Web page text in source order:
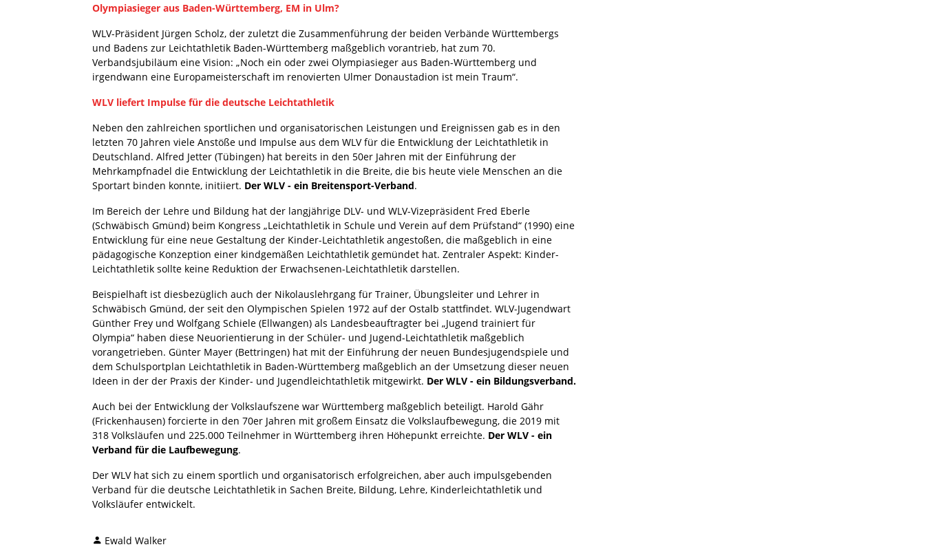
Olympiasieger aus Baden-Württemberg, EM in Ulm?
WLV-Präsident Jürgen Scholz, der zuletzt die Zusammenführung der beiden Verbände Württembergs
und Badens zur Leichtathletik Baden-Württemberg maßgeblich vorantrieb, hat zum 70.
Verbandsjubiläum eine Vision: „Noch ein oder zwei Olympiasieger aus Baden-Württemberg und
irgendwann eine Europameisterschaft im renovierten Ulmer Donaustadion ist mein Traum“.
WLV liefert Impulse für die deutsche Leichtathletik
Neben den zahlreichen sportlichen und organisatorischen Leistungen und Ereignissen gab es in den
letzten 70 Jahren viele Anstöße und Impulse aus dem WLV für die Entwicklung der Leichtathletik in
Deutschland. Alfred Jetter (Tübingen) hat bereits in den 50er Jahren mit der Einführung der
Mehrkampfnadel die Entwicklung der Leichtathletik in die Breite, die bis heute viele Menschen an die
Sportart binden konnte, initiiert. Der WLV - ein Breitensport-Verband.
Im Bereich der Lehre und Bildung hat der langjährige DLV- und WLV-Vizepräsident Fred Eberle
(Schwäbisch Gmünd) beim Kongress „Leichtathletik in Schule und Verein auf dem Prüfstand“ (1990) eine
Entwicklung für eine neue Gestaltung der Kinder-Leichtathletik angestoßen, die maßgeblich in eine
pädagogische Konzeption einer kindgemäßen Leichtathletik gemündet hat. Zentraler Aspekt: Kinder-
Leichtathletik sollte keine Reduktion der Erwachsenen-Leichtathletik darstellen.
Beispielhaft ist diesbezüglich auch der Nikolauslehrgang für Trainer, Übungsleiter und Lehrer in
Schwäbisch Gmünd, der seit den Olympischen Spielen 1972 auf der Ostalb stattfindet. WLV-Jugendwart
Günther Frey und Wolfgang Schiele (Ellwangen) als Landesbeauftragter bei „Jugend trainiert für
Olympia“ haben diese Neuorientierung in der Schüler- und Jugend-Leichtathletik maßgeblich
vorangetrieben. Günter Mayer (Bettringen) hat mit der Einführung der neuen Bundesjugendspiele und
dem Schulsportplan Leichtathletik in Baden-Württemberg maßgeblich an der Umsetzung dieser neuen
Ideen in der der Praxis der Kinder- und Jugendleichtathletik mitgewirkt. Der WLV - ein Bildungsverband.
Auch bei der Entwicklung der Volkslaufszene war Württemberg maßgeblich beteiligt. Harold Gähr
(Frickenhausen) forcierte in den 70er Jahren mit großem Einsatz die Volkslaufbewegung, die 2019 mit
318 Volksläufen und 225.000 Teilnehmer in Württemberg ihren Höhepunkt erreichte. Der WLV - ein
Verband für die Laufbewegung.
Der WLV hat sich zu einem sportlich und organisatorisch erfolgreichen, aber auch impulsgebenden
Verband für die deutsche Leichtathletik in Sachen Breite, Bildung, Lehre, Kinderleichtathletik und
Volksläufer entwickelt.
Ewald Walker